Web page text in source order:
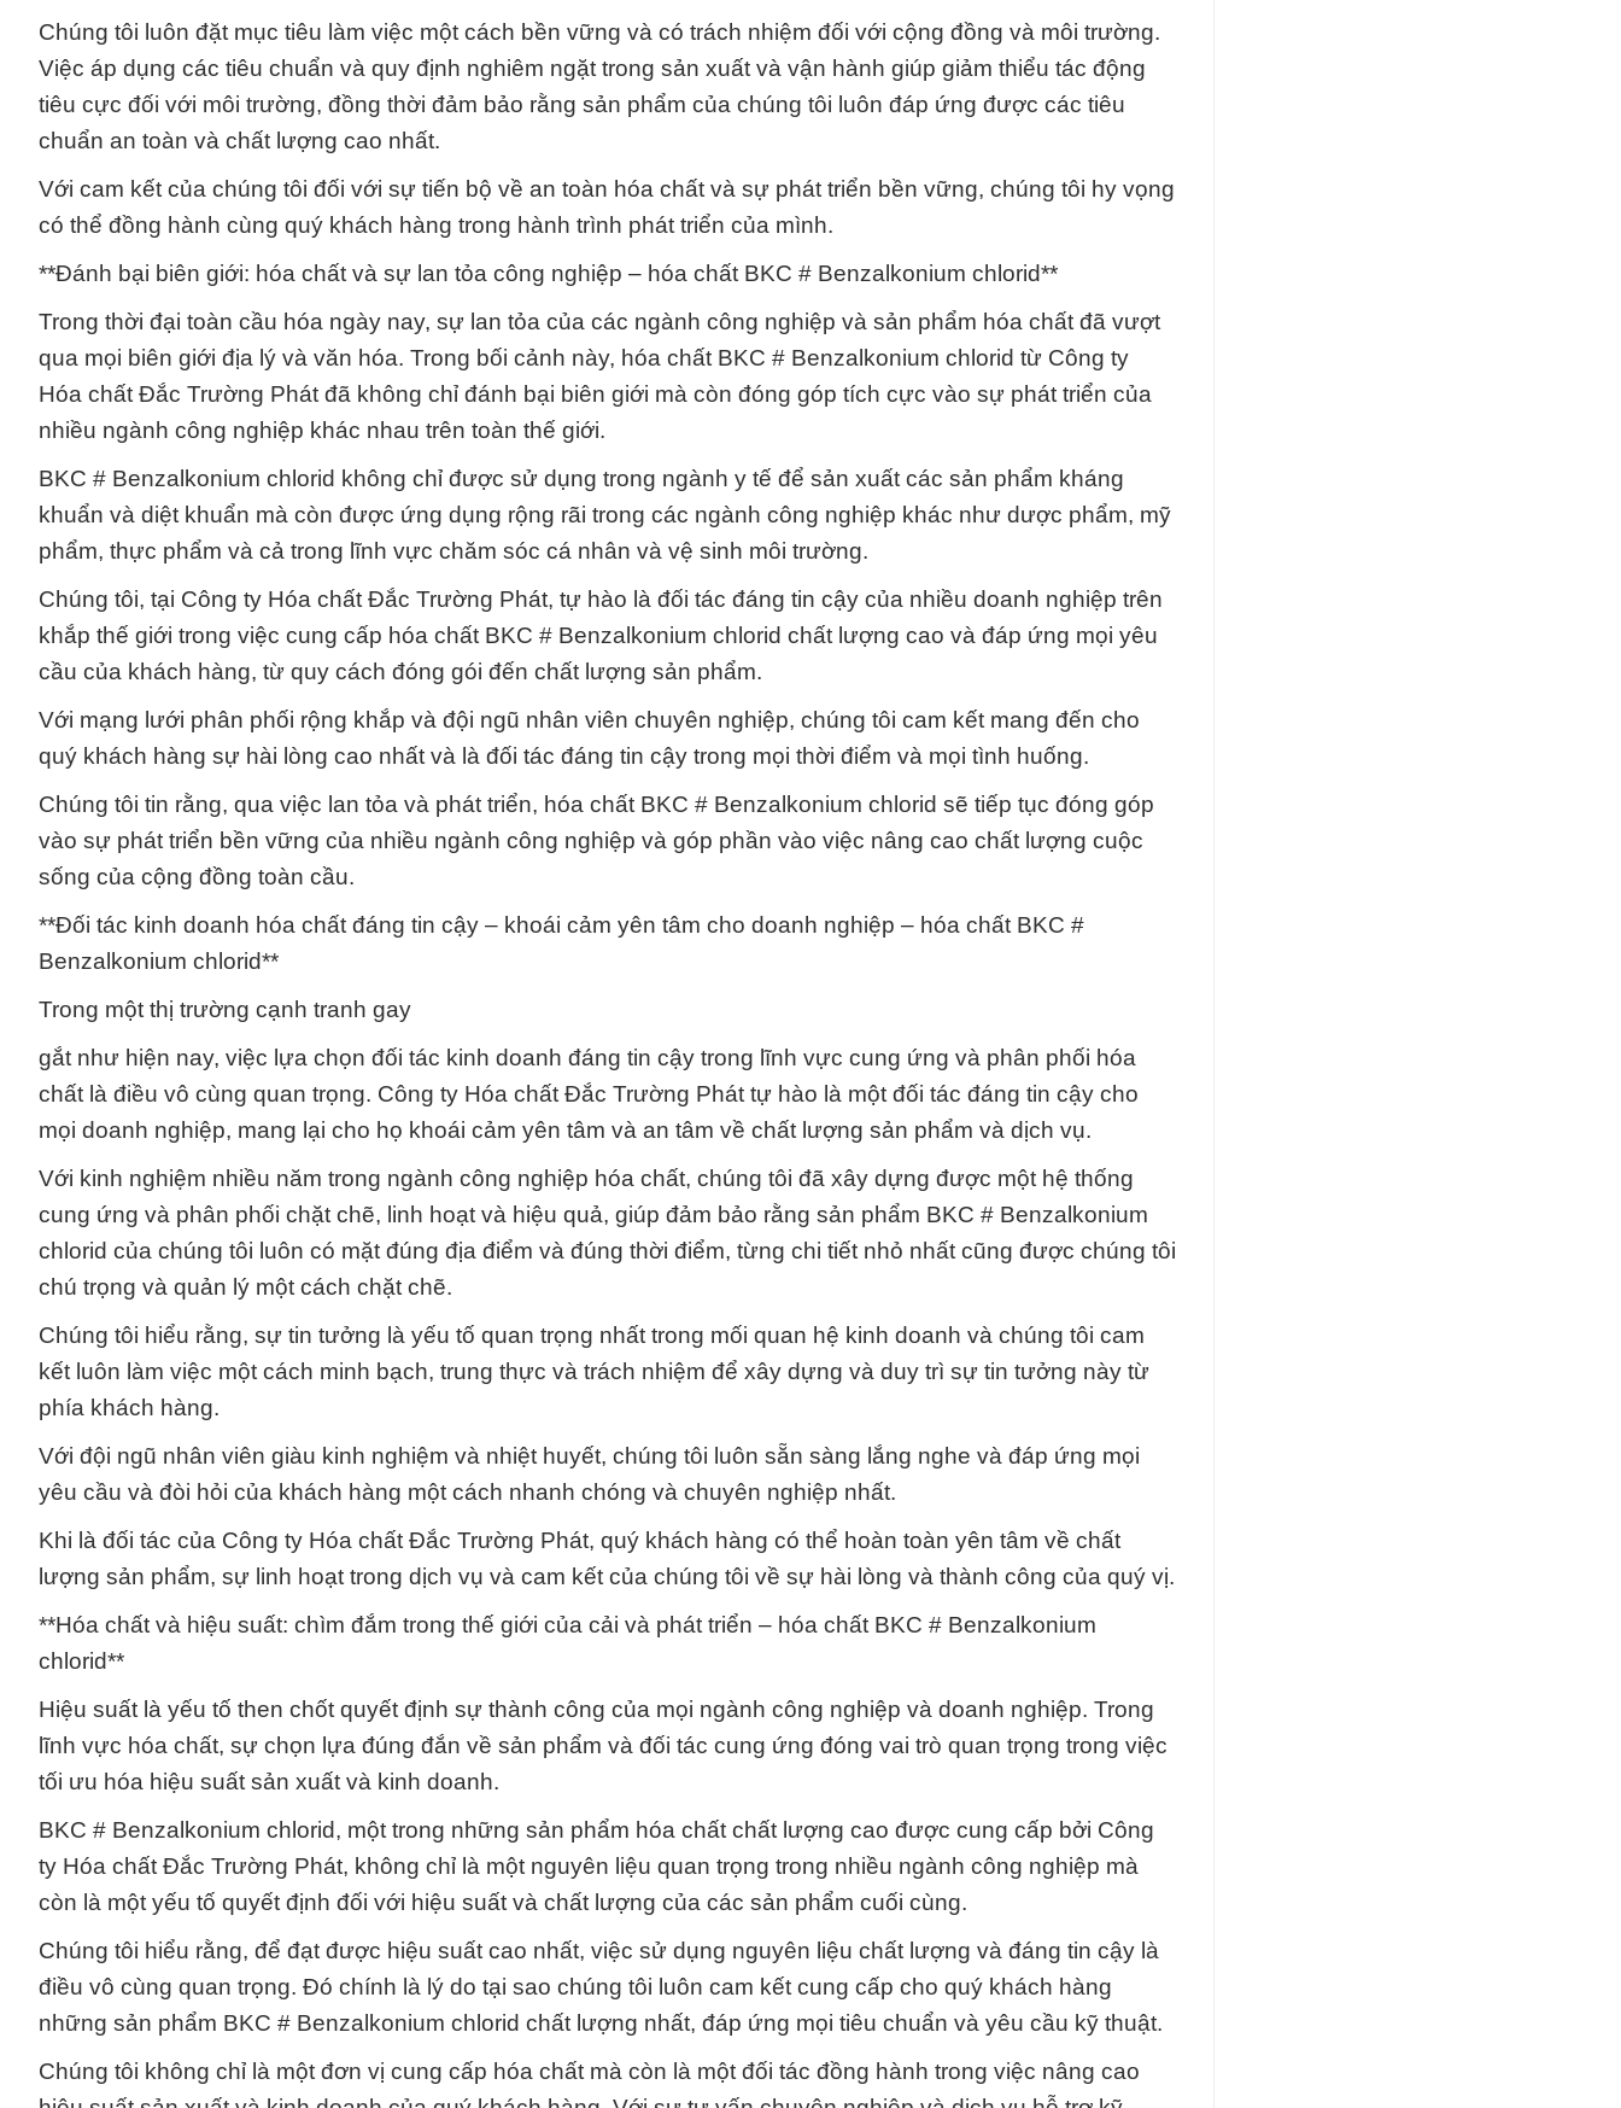
Chúng tôi luôn đặt mục tiêu làm việc một cách bền vững và có trách nhiệm đối với cộng đồng và môi trường.
Việc áp dụng các tiêu chuẩn và quy định nghiêm ngặt trong sản xuất và vận hành giúp giảm thiểu tác động
tiêu cực đối với môi trường, đồng thời đảm bảo rằng sản phẩm của chúng tôi luôn đáp ứng được các tiêu
chuẩn an toàn và chất lượng cao nhất.
Với cam kết của chúng tôi đối với sự tiến bộ về an toàn hóa chất và sự phát triển bền vững, chúng tôi hy vọng
có thể đồng hành cùng quý khách hàng trong hành trình phát triển của mình.
**Đánh bại biên giới: hóa chất và sự lan tỏa công nghiệp – hóa chất BKC # Benzalkonium chlorid**
Trong thời đại toàn cầu hóa ngày nay, sự lan tỏa của các ngành công nghiệp và sản phẩm hóa chất đã vượt
qua mọi biên giới địa lý và văn hóa. Trong bối cảnh này, hóa chất BKC # Benzalkonium chlorid từ Công ty
Hóa chất Đắc Trường Phát đã không chỉ đánh bại biên giới mà còn đóng góp tích cực vào sự phát triển của
nhiều ngành công nghiệp khác nhau trên toàn thế giới.
BKC # Benzalkonium chlorid không chỉ được sử dụng trong ngành y tế để sản xuất các sản phẩm kháng
khuẩn và diệt khuẩn mà còn được ứng dụng rộng rãi trong các ngành công nghiệp khác như dược phẩm, mỹ
phẩm, thực phẩm và cả trong lĩnh vực chăm sóc cá nhân và vệ sinh môi trường.
Chúng tôi, tại Công ty Hóa chất Đắc Trường Phát, tự hào là đối tác đáng tin cậy của nhiều doanh nghiệp trên
khắp thế giới trong việc cung cấp hóa chất BKC # Benzalkonium chlorid chất lượng cao và đáp ứng mọi yêu
cầu của khách hàng, từ quy cách đóng gói đến chất lượng sản phẩm.
Với mạng lưới phân phối rộng khắp và đội ngũ nhân viên chuyên nghiệp, chúng tôi cam kết mang đến cho
quý khách hàng sự hài lòng cao nhất và là đối tác đáng tin cậy trong mọi thời điểm và mọi tình huống.
Chúng tôi tin rằng, qua việc lan tỏa và phát triển, hóa chất BKC # Benzalkonium chlorid sẽ tiếp tục đóng góp
vào sự phát triển bền vững của nhiều ngành công nghiệp và góp phần vào việc nâng cao chất lượng cuộc
sống của cộng đồng toàn cầu.
**Đối tác kinh doanh hóa chất đáng tin cậy – khoái cảm yên tâm cho doanh nghiệp – hóa chất BKC #
Benzalkonium chlorid**
Trong một thị trường cạnh tranh gay
gắt như hiện nay, việc lựa chọn đối tác kinh doanh đáng tin cậy trong lĩnh vực cung ứng và phân phối hóa
chất là điều vô cùng quan trọng. Công ty Hóa chất Đắc Trường Phát tự hào là một đối tác đáng tin cậy cho
mọi doanh nghiệp, mang lại cho họ khoái cảm yên tâm và an tâm về chất lượng sản phẩm và dịch vụ.
Với kinh nghiệm nhiều năm trong ngành công nghiệp hóa chất, chúng tôi đã xây dựng được một hệ thống
cung ứng và phân phối chặt chẽ, linh hoạt và hiệu quả, giúp đảm bảo rằng sản phẩm BKC # Benzalkonium
chlorid của chúng tôi luôn có mặt đúng địa điểm và đúng thời điểm, từng chi tiết nhỏ nhất cũng được chúng tôi
chú trọng và quản lý một cách chặt chẽ.
Chúng tôi hiểu rằng, sự tin tưởng là yếu tố quan trọng nhất trong mối quan hệ kinh doanh và chúng tôi cam
kết luôn làm việc một cách minh bạch, trung thực và trách nhiệm để xây dựng và duy trì sự tin tưởng này từ
phía khách hàng.
Với đội ngũ nhân viên giàu kinh nghiệm và nhiệt huyết, chúng tôi luôn sẵn sàng lắng nghe và đáp ứng mọi
yêu cầu và đòi hỏi của khách hàng một cách nhanh chóng và chuyên nghiệp nhất.
Khi là đối tác của Công ty Hóa chất Đắc Trường Phát, quý khách hàng có thể hoàn toàn yên tâm về chất
lượng sản phẩm, sự linh hoạt trong dịch vụ và cam kết của chúng tôi về sự hài lòng và thành công của quý vị.
**Hóa chất và hiệu suất: chìm đắm trong thế giới của cải và phát triển – hóa chất BKC # Benzalkonium
chlorid**
Hiệu suất là yếu tố then chốt quyết định sự thành công của mọi ngành công nghiệp và doanh nghiệp. Trong
lĩnh vực hóa chất, sự chọn lựa đúng đắn về sản phẩm và đối tác cung ứng đóng vai trò quan trọng trong việc
tối ưu hóa hiệu suất sản xuất và kinh doanh.
BKC # Benzalkonium chlorid, một trong những sản phẩm hóa chất chất lượng cao được cung cấp bởi Công
ty Hóa chất Đắc Trường Phát, không chỉ là một nguyên liệu quan trọng trong nhiều ngành công nghiệp mà
còn là một yếu tố quyết định đối với hiệu suất và chất lượng của các sản phẩm cuối cùng.
Chúng tôi hiểu rằng, để đạt được hiệu suất cao nhất, việc sử dụng nguyên liệu chất lượng và đáng tin cậy là
điều vô cùng quan trọng. Đó chính là lý do tại sao chúng tôi luôn cam kết cung cấp cho quý khách hàng
những sản phẩm BKC # Benzalkonium chlorid chất lượng nhất, đáp ứng mọi tiêu chuẩn và yêu cầu kỹ thuật.
Chúng tôi không chỉ là một đơn vị cung cấp hóa chất mà còn là một đối tác đồng hành trong việc nâng cao